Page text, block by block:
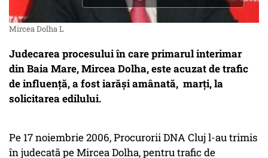
Mircea Dolha L
Judecarea procesului în care primarul interimar
din Baia Mare, Mircea Dolha, este acuzat de trafic
de influenţă, a fost iarăşi amânată, marți, la
solicitarea edilului.
Pe 17 noiembrie 2006, Procurorii DNA Cluj l-au trimis
în judecată pe Mircea Dolha, pentru trafic de